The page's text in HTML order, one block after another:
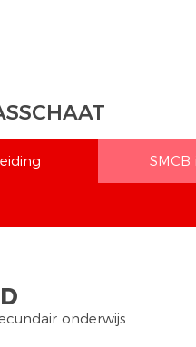
SMCB
onderwijs